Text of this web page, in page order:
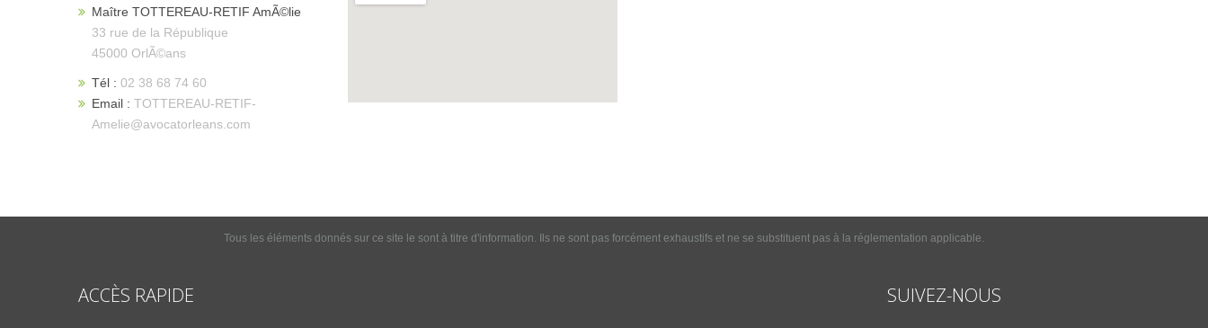
Maître TOTTEREAU-RETIF AmÃ©lie
33 rue de la République
45000 OrlÃ©ans
Tél : 02 38 68 74 60
Email : TOTTEREAU-RETIF-
Amelie@avocatorleans.com
Tous les éléments donnés sur ce site le sont à titre d'information. Ils ne sont pas forcément exhaustifs et ne se substituent pas à la réglementation applicable.
ACCÈS RAPIDE SUIVEZ-NOUS